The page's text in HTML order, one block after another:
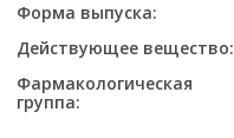
Форма выпуска:
Действующее вещество:
Фармакологическая
группа: